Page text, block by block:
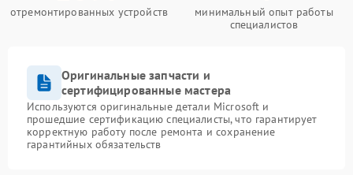
отремонтированных устройств
минимальный опыт работы
специалистов
Оригинальные запчасти и
сертифицированные мастера
Используются оригинальные детали Microsoft и
прошедшие сертификацию специалисты, что гарантирует
корректную работу после ремонта и сохранение
гарантийных обязательств